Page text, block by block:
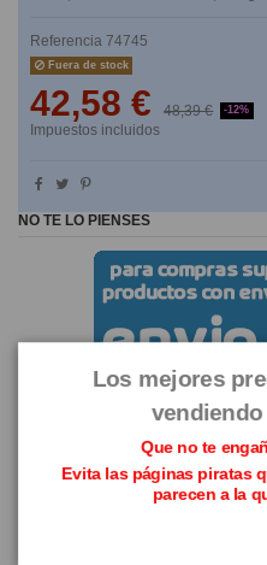
Referencia 74745
Fuera de stock
42,58 € 48,39 € -12%
Impuestos incluidos
NO TE LO PIENSES
Los mejores
vendiendo
Que no te
Evita las páginas piratas
parecen a la